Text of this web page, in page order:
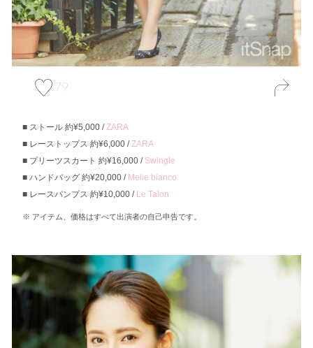
79
ストール 約¥5,000 /ZARA
レーストップス 約¥6,000 /ZARA
プリーツスカート 約¥16,000 / Swingle
ハンドバッグ 約¥20,000 / Melie bianco
レースパンプス 約¥10,000 / Le Talon
アイテム、価格はすべて出演者の自己申告です。